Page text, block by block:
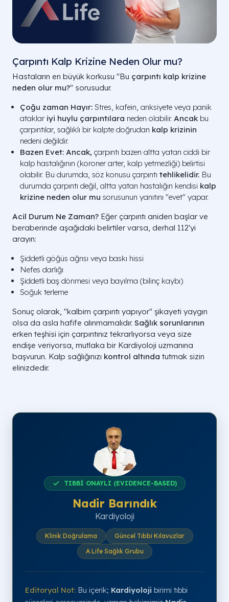
Çarpıntı Kalp Krizine Neden Olur mu?
Hastaların en büyük korkusu "Bu çarpıntı kalp krizine
neden olur mu?" sorusudur.
Çoğu zaman Hayır: Stres, kafein, anksiyete veya panik
ataklar iyi huylu çarpıntılara neden olabilir. Ancak bu
çarpıntılar, sağlıklı bir kalpte doğrudan kalp krizinin
nedeni değildir.
Bazen Evet: Ancak, çarpıntı bazen altta yatan ciddi bir
kalp hastalığının (koroner arter, kalp yetmezliği) belirtisi
olabilir. Bu durumda, söz konusu çarpıntı tehlikelidir. Bu
durumda çarpıntı değil, altta yatan hastalığın kendisi kalp
krizine neden olur mu sorusunun yanıtını "evet" yapar.
Acil Durum Ne Zaman? Eğer çarpıntı aniden başlar ve
beraberinde aşağıdaki belirtiler varsa, derhal 112'yi
arayın:
Şiddetli göğüs ağrısı veya baskı hissi
Nefes darlığı
Şiddetli baş dönmesi veya bayılma (bilinç kaybı)
Soğuk terleme
Sonuç olarak, "kalbim çarpıntı yapıyor" şikayeti yaygın
olsa da asla hafife alınmamalıdır. Sağlık sorunlarının
erken teşhisi için çarpıntınız tekrarlıyorsa veya size
endişe veriyorsa, mutlaka bir Kardiyoloji uzmanına
başvurun. Kalp sağlığınızı kontrol altında tutmak sizin
elinizdedir.
TIBBİ ONAYLI (EVIDENCE-BASED)
Nadir Barındık
Kardiyoloji
Klinik Doğrulama
Güncel Tıbbi Kılavuzlar
A Life Sağlık Grubu
Editoryal Not: Bu içerik; Kardiyoloji birimi tıbbi